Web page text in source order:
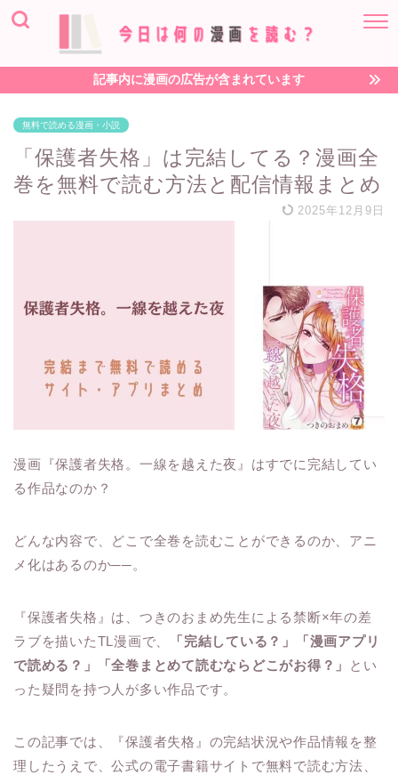
記事内に漫画の広告が含まれています
無料で読める漫画・小説
「保護者失格」は完結してる？漫画全
巻を無料で読む方法と配信情報まとめ
2025年12月9日
漫画『保護者失格。一線を越えた夜』はすでに完結してい
る作品なのか？
どんな内容で、どこで全巻を読むことができるのか、アニ
メ化はあるのか──。
『保護者失格』は、つきのおまめ先生による禁断×年の差
ラブを描いたTL漫画で、
「完結している？」「漫画アプリ
で読める？」「全巻まとめて読むならどこがお得？」
とい
った疑問を持つ人が多い作品です。
この記事では、『保護者失格』の完結状況や作品情報を整
理したうえで、公式の電子書籍サイトで無料で読む方法、